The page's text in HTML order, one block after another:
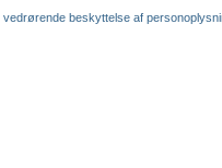
vedrørende beskyttelse af